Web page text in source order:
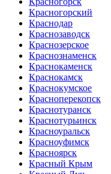
Красногорский
Краснодар
Краснозаводск
Краснозерское
Краснознаменск
Краснокаменск
Краснокамск
Краснокумское
Красноперекопск
Краснотуранск
Краснотурьинск
Красноуральск
Красноуфимск
Красноярск
Красный Крым